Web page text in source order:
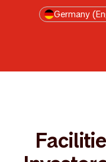
Skip to main content
Germany